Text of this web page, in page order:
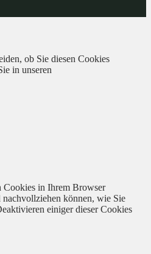
ob Sie diesen Cookies
in unseren
Cookies in Ihrem Browser
können, wie Sie
einiger dieser Cookies